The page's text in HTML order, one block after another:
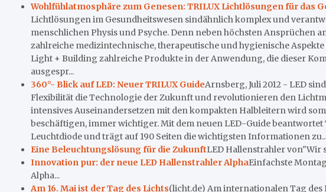
Wohlfühlatmosphäre zum Genesen: TRILUX Lichtlösungen für das
Lichtlösungen im Gesundheitswesen sindähnlich komplex und
menschlichen Physis und Psyche. Denn neben höchsten Ansprüchen
zahlreiche medizintechnische, therapeutische und hygienische
Light + Building zahlreiche Produkte in der Anwendung, die dieser
ausgespr...
360°- Blick auf LED: Neuer TRILUX GuideArnsberg, Juli 2012 - LED
Flexibilität die Technologie der Zukunft und revolutionieren den
intensives Auseinandersetzen mit den kompakten Halbleitern wird
beschäftigen, immer wichtiger. Mit dem neuen LED-Guide
Leuchtdiode und trägt auf 190 Seiten die wichtigsten Informationen
Eine Beleuchtungslösung für die ZukunftLED Hallenstrahler von"Wir
Innovation pur: der neue LED Hallenstrahler AlphaEinfachste
Alpha...
Am 16. Mai ist der Tag des Lichts(licht.de) Am internationalen Tag des